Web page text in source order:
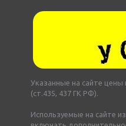
Указанные на сайте
(ст.435, 437 ГК РФ).
Используемые на сайте